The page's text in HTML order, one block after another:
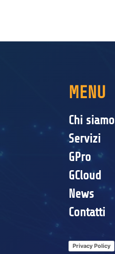
MENU
Chi siamo
Servizi
GPro
GCloud
News
Contatti
Privacy Policy